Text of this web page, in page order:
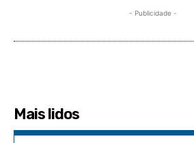
- Publicidade -
Mais lidos